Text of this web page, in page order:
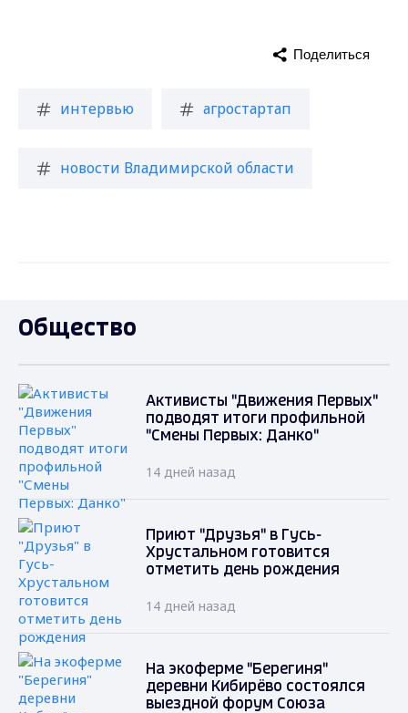
интервью агростартап
новости Владимирской области
Поделиться
Общество
Активисты "Движения Первых"
подводят итоги профильной
"Смены Первых: Данко"
14 дней назад
Приют "Друзья" в Гусь-
Хрустальном готовится
отметить день рождения
14 дней назад
На экоферме "Берегиня"
деревни Кибирёво состоялся
выездной форум Союза